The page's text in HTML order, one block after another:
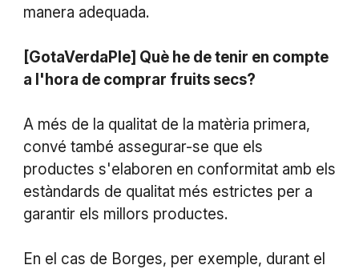
manera adequada.
[GotaVerdaPle] Què he de tenir en compte
a l'hora de comprar fruits secs?
A més de la qualitat de la matèria primera,
convé també assegurar-se que els
productes s'elaboren en conformitat amb els
estàndards de qualitat més estrictes per a
garantir els millors productes.
En el cas de Borges, per exemple, durant el